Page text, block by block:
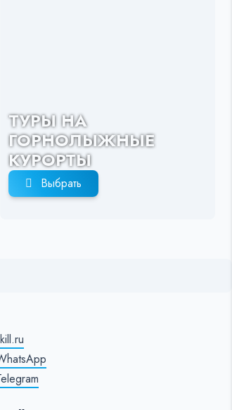
ТУРЫ НА
ГОРНОЛЫЖНЫЕ
КУРОРТЫ
Выбрать